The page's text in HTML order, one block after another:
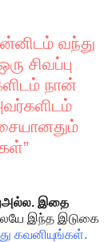
வந்து
சிவப்பு
நான்
இதை
இந்த இடுகை
கவனியுங்கள்.